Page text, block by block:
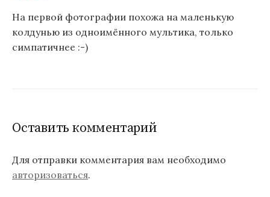
На первой фотографии похожа на маленькую
колдунью из одноимённого мультика, только
симпатичнее :-)
Оставить комментарий
Для отправки комментария вам необходимо
авторизоваться.